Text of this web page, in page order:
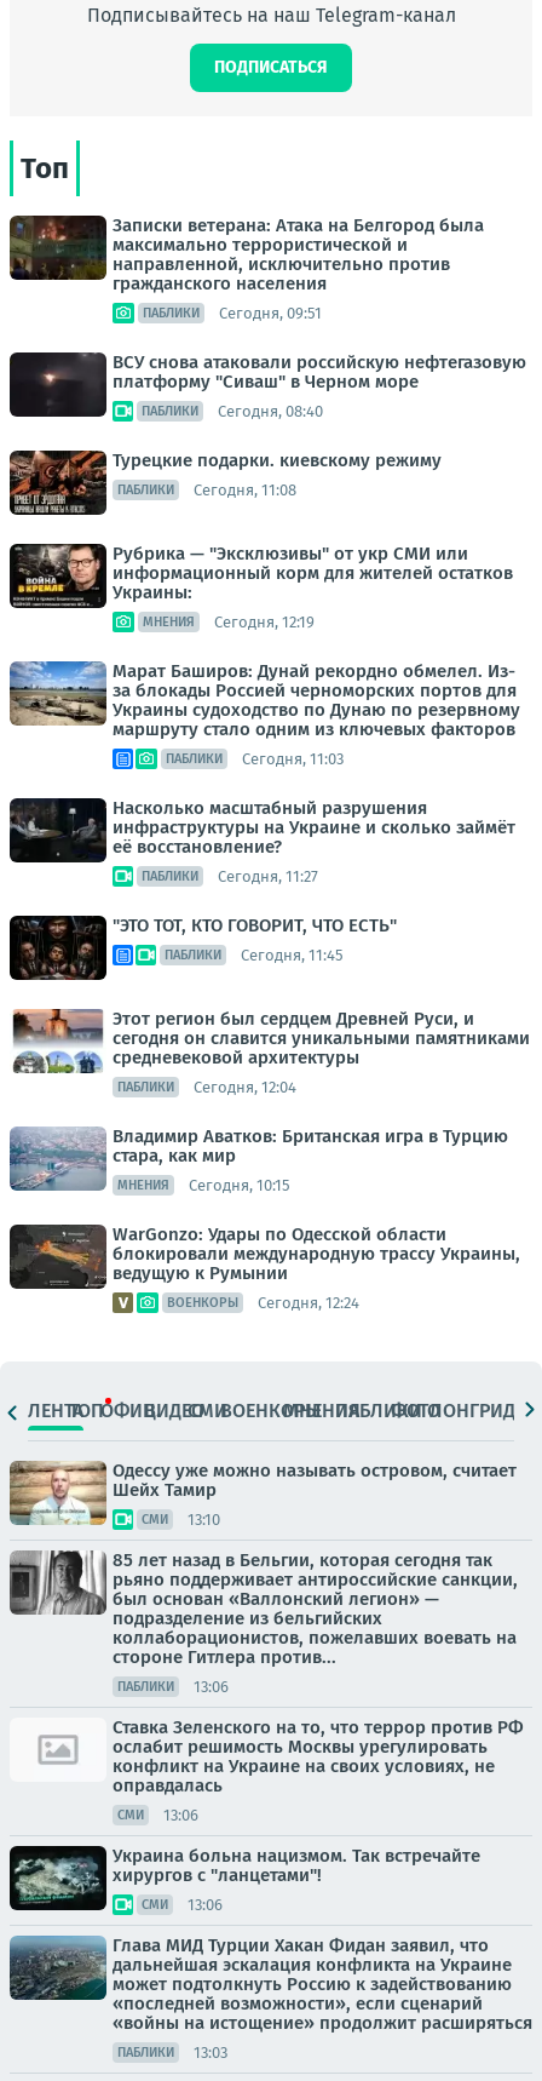
Подписывайтесь на наш Telegram-канал
ПОДПИСАТЬСЯ
Топ
Записки ветерана: Атака на Белгород была
максимально террористической и
направленной, исключительно против
гражданского населения
ПАБЛИКИ Сегодня, 09:51
ВСУ снова атаковали российскую нефтегазовую
платформу "Сиваш" в Черном море
ПАБЛИКИ Сегодня, 08:40
Турецкие подарки. киевскому режиму
ПАБЛИКИ Сегодня, 11:08
Рубрика — "Эксклюзивы" от укр СМИ или
информационный корм для жителей остатков
Украины:
МНЕНИЯ Сегодня, 12:19
Марат Баширов: Дунай рекордно обмелел. Из-
за блокады Россией черноморских портов для
Украины судоходство по Дунаю по резервному
маршруту стало одним из ключевых факторов
ПАБЛИКИ Сегодня, 11:03
Насколько масштабный разрушения
инфраструктуры на Украине и сколько займёт
её восстановление?
ПАБЛИКИ Сегодня, 11:27
"ЭТО ТОТ, КТО ГОВОРИТ, ЧТО ЕСТЬ"
ПАБЛИКИ Сегодня, 11:45
Этот регион был сердцем Древней Руси, и
сегодня он славится уникальными памятниками
средневековой архитектуры
ПАБЛИКИ Сегодня, 12:04
Владимир Аватков: Британская игра в Турцию
стара, как мир
МНЕНИЯ Сегодня, 10:15
WarGonzo: Удары по Одесской области
блокировали международную трассу Украины,
ведущую к Румынии
ВОЕНКОРЫ Сегодня, 12:24
ЛЕНТАТОПОФИЦ.ВИДЕОСМИВОЕНКОРЫМНЕНИЯПАБЛИКИ
ФОТОЛОНГРИДЫ
Одессу уже можно называть островом, считает
Шейх Тамир
СМИ 13:10
85 лет назад в Бельгии, которая сегодня так
рьяно поддерживает антироссийские санкции,
был основан «Валлонский легион» —
подразделение из бельгийских
коллаборационистов, пожелавших воевать на
стороне Гитлера против...
ПАБЛИКИ 13:06
Ставка Зеленского на то, что террор против РФ
ослабит решимость Москвы урегулировать
конфликт на Украине на своих условиях, не
оправдалась
СМИ 13:06
Украина больна нацизмом. Так встречайте
хирургов с "ланцетами"!
СМИ 13:06
Глава МИД Турции Хакан Фидан заявил, что
дальнейшая эскалация конфликта на Украине
может подтолкнуть Россию к задействованию
«последней возможности», если сценарий
«войны на истощение» продолжит расширяться
ПАБЛИКИ 13:03